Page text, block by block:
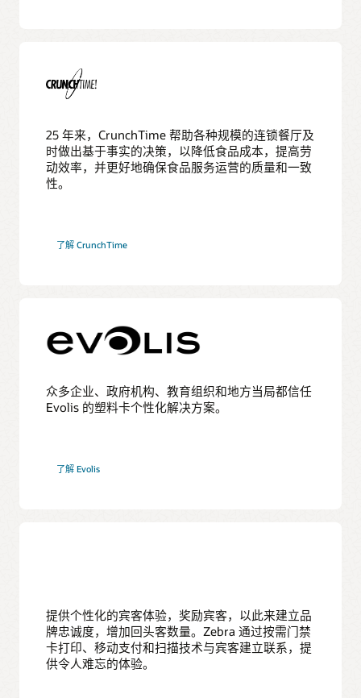
25 年来，CrunchTime 帮助各种规模的连锁餐厅及
时做出基于事实的决策，以降低食品成本，提高劳
动效率，并更好地确保食品服务运营的质量和一致
性。
了解 CrunchTime
众多企业、政府机构、教育组织和地方当局都信任
Evolis 的塑料卡个性化解决方案。
了解 Evolis
提供个性化的宾客体验，奖励宾客，以此来建立品
牌忠诚度，增加回头客数量。Zebra 通过按需门禁
卡打印、移动支付和扫描技术与宾客建立联系，提
供令人难忘的体验。